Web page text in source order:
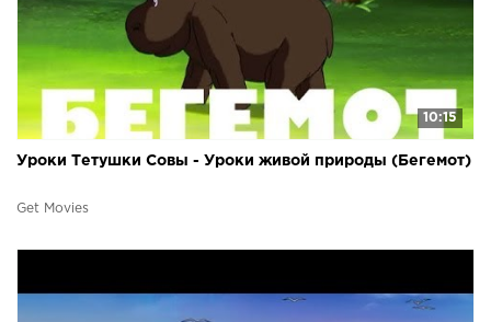
10:15
Уроки Тетушки Совы - Уроки живой природы (Бегемот)
Get Movies